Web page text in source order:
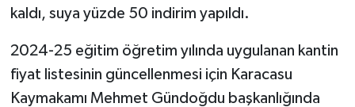
kaldı, suya yüzde 50 indirim yapıldı.
2024-25 eğitim öğretim yılında uygulanan kantin
fiyat listesinin güncellenmesi için Karacasu
Kaymakamı Mehmet Gündoğdu başkanlığında